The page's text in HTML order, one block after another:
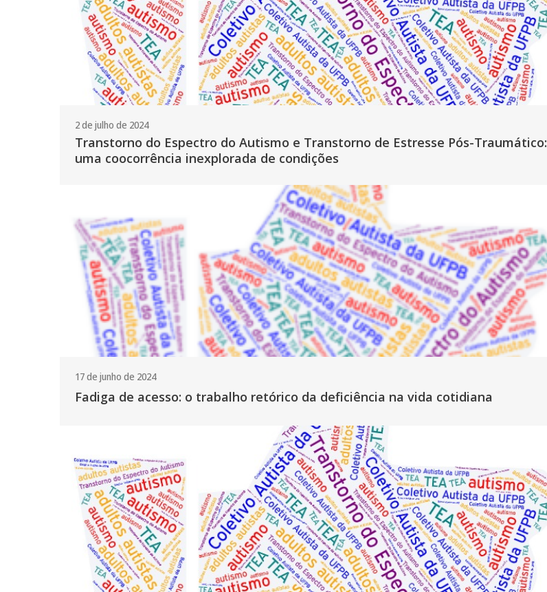
2 de julho de 2024
Transtorno do Espectro do Autismo e Transtorno de Estresse Pós-Traumático:
uma coocorrência inexplorada de condições
17 de junho de 2024
Fadiga de acesso: o trabalho retórico da deficiência na vida cotidiana